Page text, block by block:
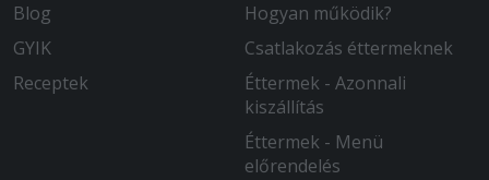
Blog
GYIK
Receptek
Hogyan működik?
Csatlakozás éttermeknek
Éttermek - Azonnali
kiszállítás
Éttermek - Menü
előrendelés